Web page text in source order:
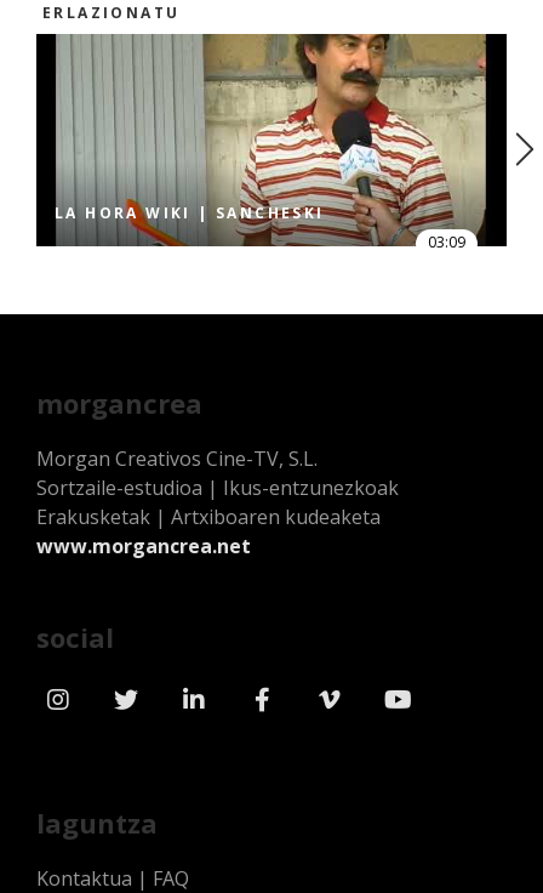
ERLAZIONATU
LA HORA WIKI | SANCHESKI
03:09
morgancrea
Morgan Creativos Cine-TV, S.L.
Sortzaile-estudioa | Ikus-entzunezkoak
Erakusketak | Artxiboaren kudeaketa
www.morgancrea.net
social
laguntza
Kontaktua | FAQ